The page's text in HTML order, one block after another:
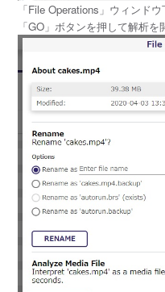
「File Operations」ウィンド
「GO」ボタンを押して解析を